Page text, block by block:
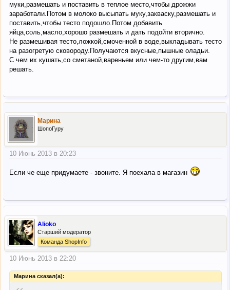
муки,размешать и поставить в теплое место,чтобы дрожжи
заработали.Потом в молоко высыпать муку,закваску,размешать и
поставить,чтобы тесто подошло.Потом добавить
яйца,соль,масло,хорошо размешать и дать подойти вторично.
Не размешивая тесто,ложкой,смоченной в воде,выкладывать тесто
на разогретую сковороду.Получаются вкусные,пышные оладьи.
С чем их кушать,со сметаной,вареньем или чем-то другим,вам
решать.
Марина
ШопоГуру
10 Июнь 2013 в 20:23
Если че еще придумаете - звоните. Я поехала в магазин
Alioko
Старший модератор
Команда ShopInfo
10 Июнь 2013 в 22:20
Марина сказал(а):